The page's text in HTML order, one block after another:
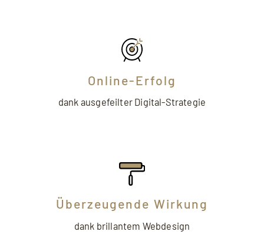
Online-Erfolg
dank ausgefeilter Digital-Strategie
Überzeugende Wirkung
dank brillantem Webdesign